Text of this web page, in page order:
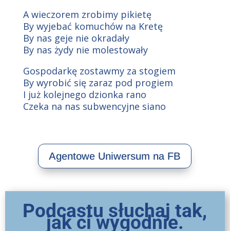
A wieczorem zrobimy pikietę
By wyjebać komuchów na Kretę
By nas geje nie okradały
By nas żydy nie molestowały
Gospodarkę zostawmy za stogiem
By wyrobić się zaraz pod progiem
I już kolejnego dzionka rano
Czeka na nas subwencyjne siano
Agentowe Uniwersum na FB
Podcastu słuchaj tak,
jak ci wygodnie.